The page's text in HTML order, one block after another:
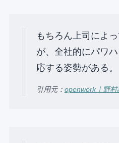
もちろん上司によ
が、全社的にパワ
応する姿勢がある。
引用元： openwork｜野村